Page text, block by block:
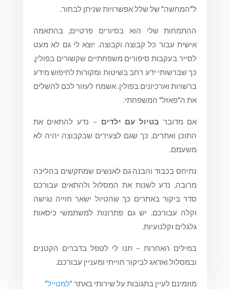
ל"המחשה" של שלל אפשרויות שניתן לבחור.
ההתמחות שלי הוא בסיורים פרטיים, בהתאמה
אישית עבור כל קבוצה וקבוצה. יוצא לי גם לא מעט
לסייר בעקבות סיפורים משפחתיים שקשורים בפולין,
כך שברשותי ידע רחב בשיטות ומקורות לחיפוש מידע
ברשויות וארכיונים בפולין. אשמח לעזור לכם להשלים
את ה"פאזל" המשפחתי.
אם מדובר בטיול עם ילדים – נדע להתאים את
התוכן ואתרים, כך שגם לצעירים שבקבוצה יהיה לא
משעמם.
נתיחס בכבוד והבנה גם לאנשים שמתקשים בהליכה
מרובה, נדע לשנות את המסלול ולהתאים עבורכם
סדר ביקור באתרים כך שהטיול ישאר חוייה נגישה
וקלה עבורכם. יש גם פתרונות למשתמשי כיסאות
גלגלים וקלנועיות.
במילים האחרות – תנו לי לטפל בדברים הקטנים
ובמסלול ואדאג לביקור חוייתי ומעניין עבורכם.
מוזמינם לעיין בתגובות על שירותי באתר "למטייל"